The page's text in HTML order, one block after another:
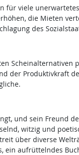
für viele
die Mieten
des
der Produktivkraft
und sein Freund
witzig und
über diverse
ein aufrüttelndes